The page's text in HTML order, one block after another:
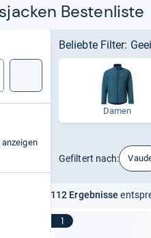
Bestenliste
Beliebte Filter:
Damen
Gefiltert nach:
112 Ergebnisse
1